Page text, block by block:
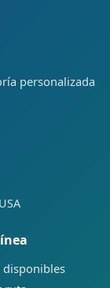
personalizada
disponibles